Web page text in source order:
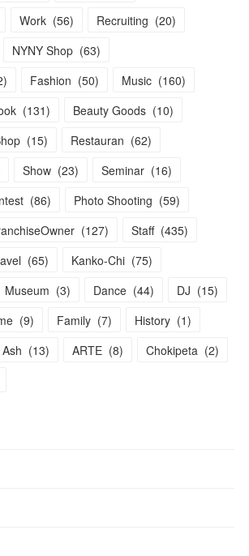
Work (56) Recruiting (20)
NYNY Shop (63)
) Fashion (50) Music (160)
(131) Beauty Goods (10)
(15) Restauran (62)
Show (23) Seminar (16)
(86) Photo Shooting (59)
(127) Staff (435)
(65) Kanko-Chi (75)
Museum (3) Dance (44) DJ (15)
(9) Family (7) History (1)
Ash (13) ARTE (8) Chokipeta (2)